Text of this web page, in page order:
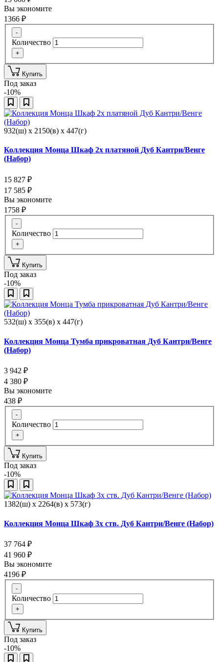
Вы экономите
1366 ₽
-
Количество
+
Купить
Под заказ
-10%
932(ш) x 2150(в) x 447(г)
Коллекция Монца Шкаф 2х платяной Дуб Кантри/Венге
(Набор)
15 827 ₽
17 585 ₽
Вы экономите
1758 ₽
-
Количество
+
Купить
Под заказ
-10%
532(ш) x 355(в) x 447(г)
Коллекция Монца Тумба прикроватная Дуб Кантри/Венге
(Набор)
3 942 ₽
4 380 ₽
Вы экономите
438 ₽
-
Количество
+
Купить
Под заказ
-10%
1382(ш) x 2264(в) x 573(г)
Коллекция Монца Шкаф 3х ств. Дуб Кантри/Венге (Набор)
37 764 ₽
41 960 ₽
Вы экономите
4196 ₽
-
Количество
+
Купить
Под заказ
-10%